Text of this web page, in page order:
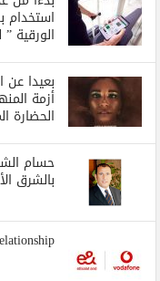
استخدام
الورقية
بعيدا عن
أزمة
الحضارة
حسام
بالشرق